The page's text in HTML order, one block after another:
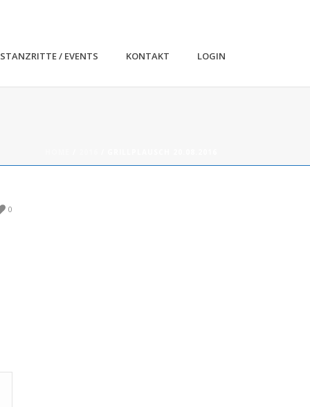
/ EVENTS KONTAKT LOGIN
0